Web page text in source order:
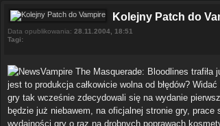
Kolejny Patch do
Data opublikowania: 28.11.2004, 18:51
Tagi:
Vampire The Masquerade: Bloodlines
jest to produkcja całkowicie wolna od błędów?
gry tak wcześnie zdecydowali się na wydanie
będzie już niebawem, na oficjalnej stronie gry, prace
wydajności gry o raz na drobnych poprawach